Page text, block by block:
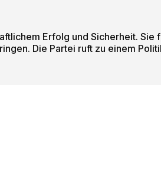
Erfolg und Sicherheit. Sie
Die Partei ruft zu einem